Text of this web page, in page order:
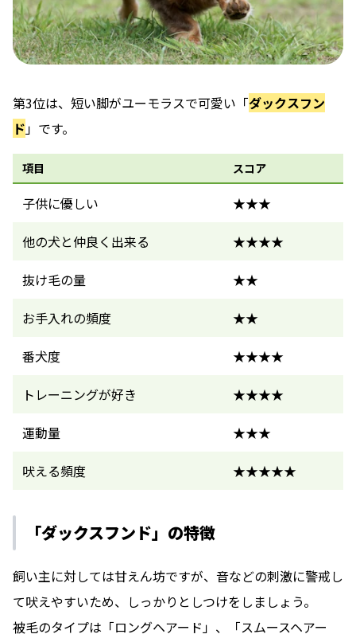
第3位は、短い脚がユーモラスで可愛い「ダックスフン
ド」です。
項目 スコア
子供に優しい
★★★
他の犬と仲良く出来る
★★★★
抜け毛の量
★★
お手入れの頻度
★★
番犬度
★★★★
トレーニングが好き
★★★★
運動量
★★★
吠える頻度
★★★★★
「ダックスフンド」の特徴
飼い主に対しては甘えん坊ですが、音などの刺激に警戒し
て吠えやすいため、しっかりとしつけをしましょう。
被毛のタイプは「ロングヘアード」、「スムースヘアー